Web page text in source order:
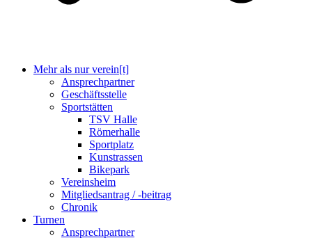
Mehr als nur verein[t]
Ansprechpartner
Geschäftsstelle
Sportstätten
TSV Halle
Römerhalle
Sportplatz
Kunstrassen
Bikepark
Vereinsheim
Mitgliedsantrag / -beitrag
Chronik
Turnen
Ansprechpartner